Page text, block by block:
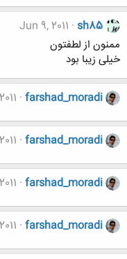
sh85
Jun 9, 2011
ممنون از لطفتون
خیلی زیبا بود
farshad_moradi
farshad_moradi
farshad_moradi
farshad_moradi